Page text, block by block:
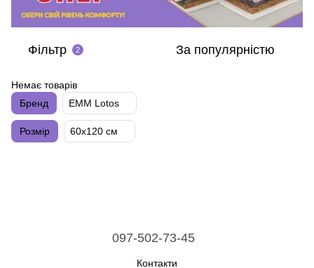
Фільтр 2 За популярністю
Немає товарів
Бренд
EMM Lotos
Розмір 60х120 см
097-502-73-45
Контакти